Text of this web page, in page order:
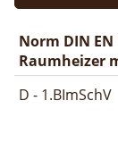
Norm DIN
Raumheizer
D - 1.BImSchV